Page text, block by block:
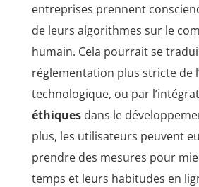
entreprises prennent
de leurs algorithmes sur le
humain. Cela pourrait se
réglementation plus stricte de
technologique, ou par
éthiquesdans le
plus, les utilisateurs peuvent
prendre des mesures pour
temps et leurs habitudes en